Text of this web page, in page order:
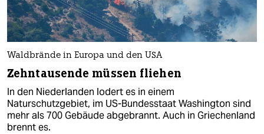
Waldbrände in Europa und den USA
Zehntausende müssen fliehen
In den Niederlanden lodert es in einem
Naturschutzgebiet, im US-Bundesstaat Washington sind
mehr als 700 Gebäude abgebrannt. Auch in Griechenland
brennt es.